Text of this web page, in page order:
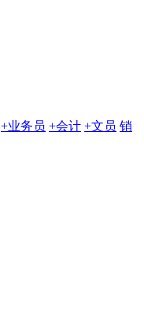
+业务员 +会计 +文员 销